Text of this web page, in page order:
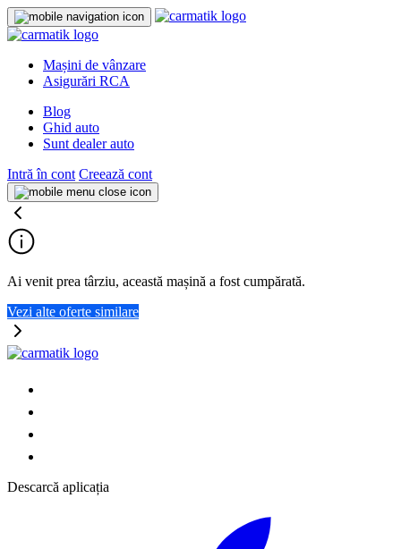
Mașini de vânzare
Asigurări RCA
Blog
Ghid auto
Sunt dealer auto
Intră în cont Creează cont
Ai venit prea târziu, această mașină a fost cumpărată.
Vezi alte oferte similare
Descarcă aplicația